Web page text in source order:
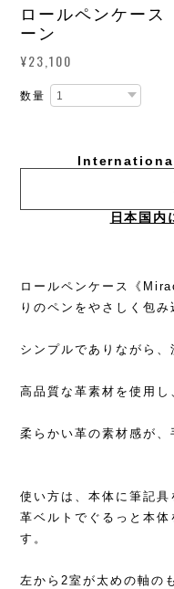
ロールペンケース
ーン
¥23,100
数量
日本国内
ロールペンケース《
りのペンをやさしく包み
シンプルでありながら、
高品質な革素材を使用し
柔らかい革の素材感が、
使い方は、本体に筆記
革ベルトでぐるっと本体
す。
左から2室が太めの軸の